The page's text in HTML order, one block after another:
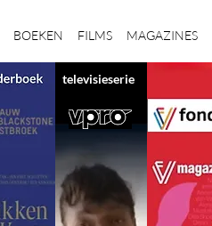
BOEKEN FILMS MAGAZINES
televisieserie